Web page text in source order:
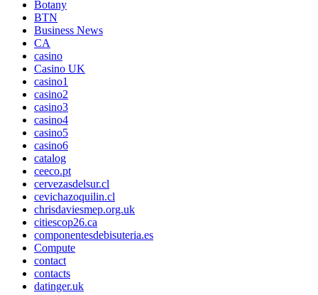
Botany
BTN
Business News
CA
casino
Casino UK
casino1
casino2
casino3
casino4
casino5
casino6
catalog
ceeco.pt
cervezasdelsur.cl
cevichazoquilin.cl
chrisdaviesmep.org.uk
citiescop26.ca
componentesdebisuteria.es
Compute
contact
contacts
datinger.uk